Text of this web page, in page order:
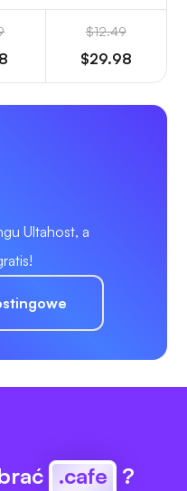
$12.49
$29.98
Ultahost, a
.cafe ?